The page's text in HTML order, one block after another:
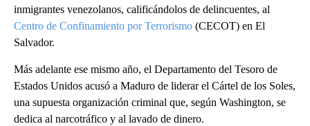
inmigrantes venezolanos, calificándolos de delincuentes, al
Centro de Confinamiento por Terrorismo (CECOT) en El
Salvador.
Más adelante ese mismo año, el Departamento del Tesoro de
Estados Unidos acusó a Maduro de liderar el Cártel de los Soles,
una supuesta organización criminal que, según Washington, se
dedica al narcotráfico y al lavado de dinero.